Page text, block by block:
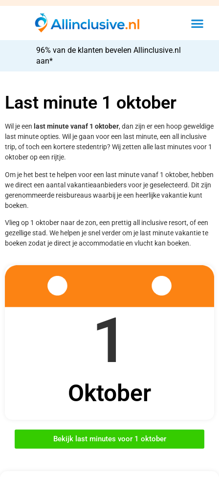
96% van de klanten bevelen Allinclusive.nl
aan*
Last minute 1 oktober
Wil je een last minute vanaf 1 oktober, dan zijn er een hoop geweldige
last minute opties. Wil je gaan voor een last minute, een all inclusive
trip, of toch een kortere stedentrip? Wij zetten alle last minutes voor 1
oktober op een rijtje.
Om je het best te helpen voor een last minute vanaf 1 oktober, hebben
we direct een aantal vakantieaanbieders voor je geselecteerd. Dit zijn
gerenommeerde reisbureaus waarbij je een heerlijke vakantie kunt
boeken.
Vlieg op 1 oktober naar de zon, een prettig all inclusive resort, of een
gezellige stad. We helpen je snel verder om je last minute vakantie te
boeken zodat je direct je accommodatie en vlucht kan boeken.
1
Oktober
Bekijk last minutes voor 1 oktober